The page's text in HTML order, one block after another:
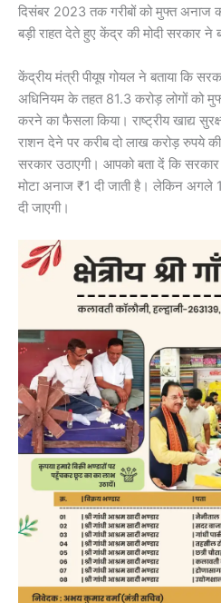
दिसंबर 2023 तक गरीबों को मुफ्त अनाज
बड़ी राहत देते हुए केंद्र की मोदी सरकार ने
केंद्रीय मंत्री पीयूष गोयल ने बताया कि
अधिनियम के तहत 81.3 करोड़ लोगों को
करने का फैसला किया। राष्ट्रीय खाद्य
राशन देने पर करीब दो लाख करोड़ रुपये
सरकार उठाएगी। आपको बता दें कि
मोटा अनाज ₹1 दी जाती है। लेकिन
दी जाएगी।